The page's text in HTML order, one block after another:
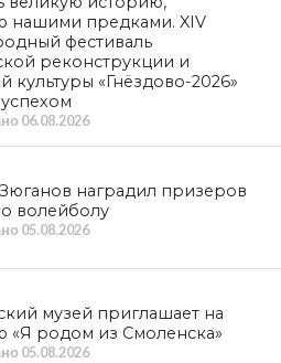
нашими предками. XIV
фестиваль
реконструкции и
культуры «Гнёздово-2026»
06.08.2026
наградил призеров
волейболу
05.08.2026
музей приглашает на
«Я родом из Смоленска»
05.08.2026